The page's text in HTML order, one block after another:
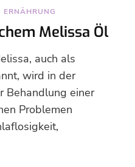
ERNÄHRUNG
Melissa Öl
auch als
wird in der
Behandlung einer
Problemen